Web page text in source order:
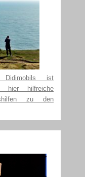
ist
hier hilfreiche
zu den